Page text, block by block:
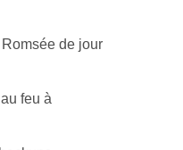
de jour
feu à